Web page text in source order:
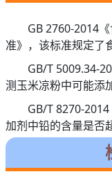
GB 2760-2014
准》，该标准规定了
GB/T 5009.34-
测玉米凉粉中可能添
GB/T 8270-
加剂中铅的含量是否